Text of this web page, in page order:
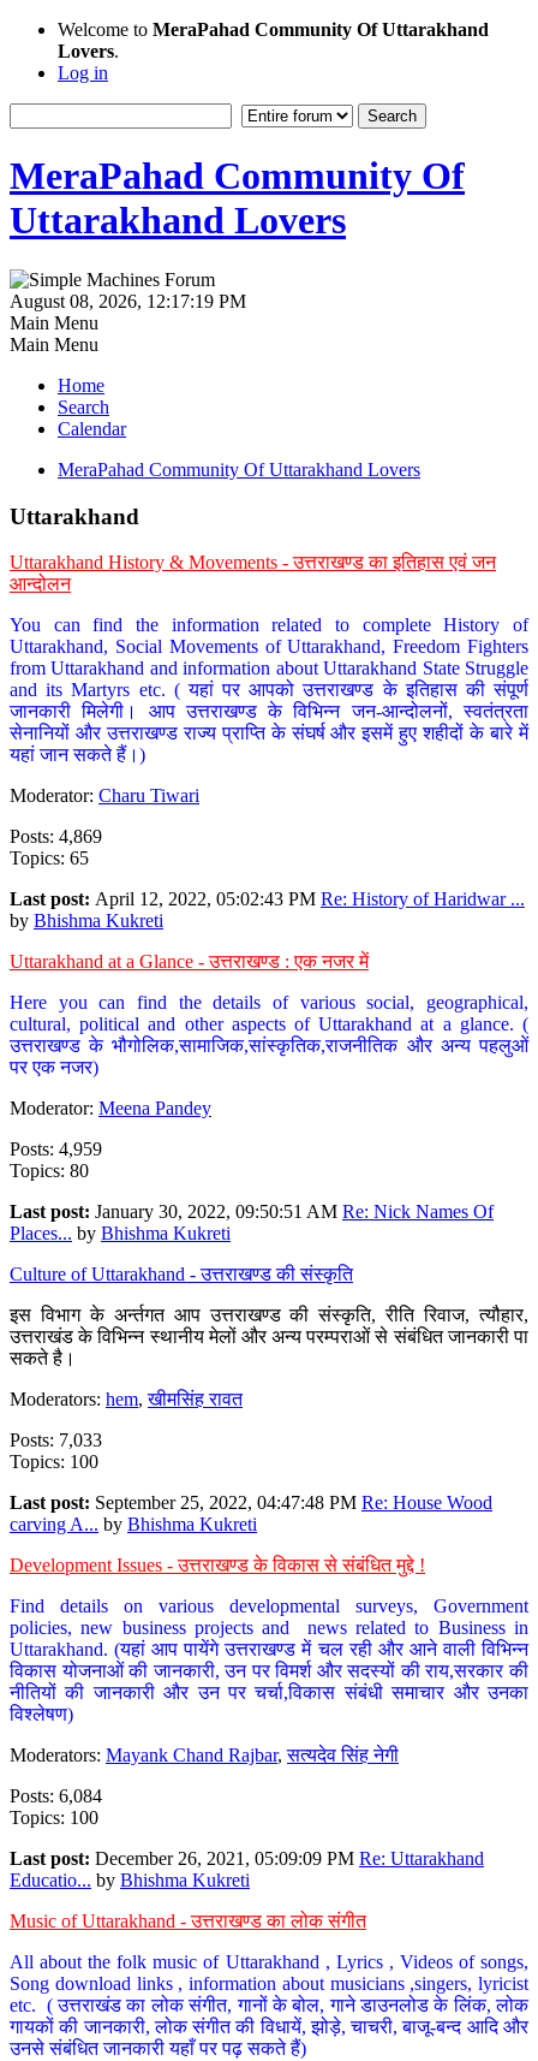
Welcome to MeraPahad Community Of Uttarakhand
Lovers.
Log in
MeraPahad Community Of
Uttarakhand Lovers
August 08, 2026, 12:17:19 PM
Main Menu
Main Menu
Home
Search
Calendar
MeraPahad Community Of Uttarakhand Lovers
Uttarakhand
Uttarakhand History & Movements - उत्तराखण्ड का इतिहास एवं जन
आन्दोलन
You can find the information related to complete History of
Uttarakhand, Social Movements of Uttarakhand, Freedom Fighters
from Uttarakhand and information about Uttarakhand State Struggle
and its Martyrs etc. ( यहां पर आपको उत्तराखण्ड के इतिहास की संपूर्ण
जानकारी मिलेगी। आप उत्तराखण्ड के विभिन्न जन-आन्दोलनों, स्वतंत्रता
सेनानियों और उत्तराखण्ड राज्य प्राप्ति के संघर्ष और इसमें हुए शहीदों के बारे में
यहां जान सकते हैं।)
Moderator: Charu Tiwari
Posts: 4,869
Topics: 65
Last post: April 12, 2022, 05:02:43 PM Re: History of Haridwar ...
by Bhishma Kukreti
Uttarakhand at a Glance - उत्तराखण्ड : एक नजर में
Here you can find the details of various social, geographical,
cultural, political and other aspects of Uttarakhand at a glance. (
उत्तराखण्ड के भौगोलिक,सामाजिक,सांस्कृतिक,राजनीतिक और अन्य पहलुओं
पर एक नजर)
Moderator: Meena Pandey
Posts: 4,959
Topics: 80
Last post: January 30, 2022, 09:50:51 AM Re: Nick Names Of
Places... by Bhishma Kukreti
Culture of Uttarakhand - उत्तराखण्ड की संस्कृति
इस विभाग के अर्न्तगत आप उत्तराखण्ड की संस्कृति, रीति रिवाज, त्यौहार,
उत्तराखंड के विभिन्न स्थानीय मेलों और अन्य परम्पराओं से संबंधित जानकारी पा
सकते है।
Moderators: hem,खीमसिंह रावत
Posts: 7,033
Topics: 100
Last post: September 25, 2022, 04:47:48 PM Re: House Wood
carving A... by Bhishma Kukreti
Development Issues - उत्तराखण्ड के विकास से संबंधित मुद्दे !
Find details on various developmental surveys, Government
policies, new business projects and news related to Business in
Uttarakhand. (यहां आप पायेंगे उत्तराखण्ड में चल रही और आने वाली विभिन्न
विकास योजनाओं की जानकारी, उन पर विमर्श और सदस्यों की राय,सरकार की
नीतियों की जानकारी और उन पर चर्चा,विकास संबंधी समाचार और उनका
विश्लेषण)
Moderators: Mayank Chand Rajbar,सत्यदेव सिंह नेगी
Posts: 6,084
Topics: 100
Last post: December 26, 2021, 05:09:09 PM Re: Uttarakhand
Educatio... by Bhishma Kukreti
Music of Uttarakhand - उत्तराखण्ड का लोक संगीत
All about the folk music of Uttarakhand , Lyrics , Videos of songs,
Song download links , information about musicians ,singers, lyricist
etc. ( उत्तराखंड का लोक संगीत, गानों के बोल, गाने डाउनलोड के लिंक, लोक
गायकों की जानकारी, लोक संगीत की विधायें, झोड़े, चाचरी, बाजू-बन्द आदि और
उनसे संबंधित जानकारी यहाँ पर पढ़ सकते हैं)